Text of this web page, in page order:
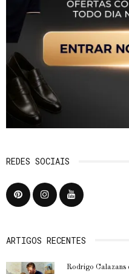
REDES SOCIAIS
ARTIGOS RECENTES
Rodrigo Calazans